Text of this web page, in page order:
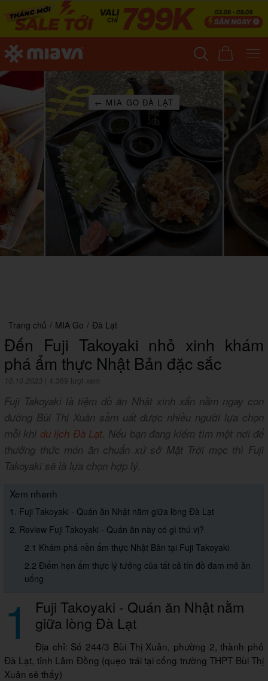
← MIA GO ĐÀ LẠT
Trang chủ / MIA Go / Đà Lạt
Đến Fuji Takoyaki nhỏ xinh khám
phá ẩm thực Nhật Bản đặc sắc
10.10.2023 4,389 lượt xem
Fuji Takoyaki là tiệm đồ ăn Nhật xinh xắn nằm ngay con
đường Bùi Thị Xuân sầm uất được nhiều người lựa chọn
mỗi khi du lịch Đà Lạt. Nếu bạn đang kiếm tìm một nơi để
thưởng thức món ăn chuẩn xứ sở Mặt Trời mọc thì Fuji
Takoyaki sẽ là lựa chọn hợp lý.
Xem nhanh
1. Fuji Takoyaki - Quán ăn Nhật nằm giữa lòng Đà Lạt
2. Review Fuji Takoyaki - Quán ăn này có gì thú vị?
2.1 Khám phá nền ẩm thực Nhật Bản tại Fuji Takoyaki
2.2 Điểm hẹn ẩm thực lý tưởng của tất cả tín đồ đam mê ăn
uống
1 Fuji Takoyaki - Quán ăn Nhật nằm
giữa lòng Đà Lạt
Địa chỉ: Số 244/3 Bùi Thị Xuân, phường 2, thành phố
Đà Lạt, tỉnh Lâm Đồng (quẹo trái tại cổng trường THPT Bùi Thị
Xuân sẽ thấy)